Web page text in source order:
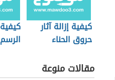
كيفية إزالة آثار
حروق الحناء
الرسم
مقالات منوعة